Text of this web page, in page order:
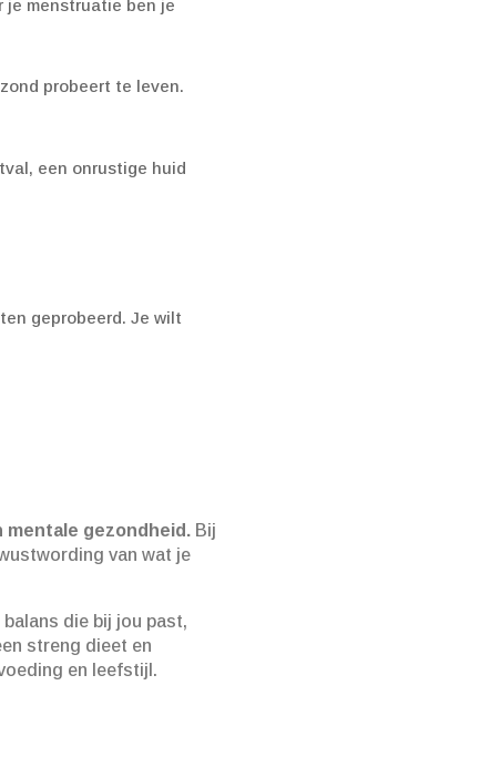
je menstruatie ben je
probeert te leven.
een onrustige huid
geprobeerd. Je wilt
mentale gezondheid.Bij
van wat je
die bij jou past,
streng dieet en
en leefstijl.